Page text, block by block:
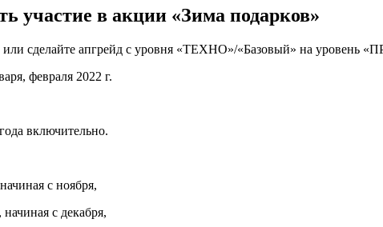
участие в акции «Зима подарков»
сделайте апгрейд с уровня «ТЕХНО»/«Базовый» на уровень
февраля 2022 г.
включительно.
с ноября,
с декабря,